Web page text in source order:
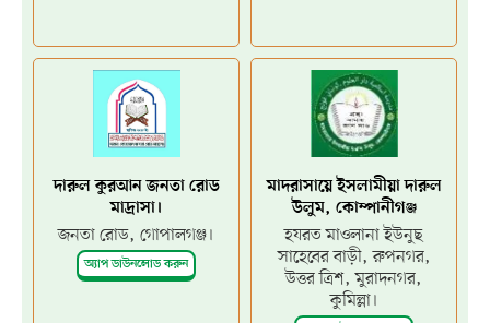
দারুল কুরআন জনতা রোড
মাদ্রাসা।
জনতা রোড, গোপালগঞ্জ।
অ্যাপ ডাউনলোড করুন
মাদরাসায়ে ইসলামীয়া দারুল
উলুম, কোম্পানীগঞ্জ
হযরত মাওলানা ইউনুছ
সাহেবের বাড়ী, রুপনগর,
উত্তর ত্রিশ, মুরাদনগর,
কুমিল্লা।